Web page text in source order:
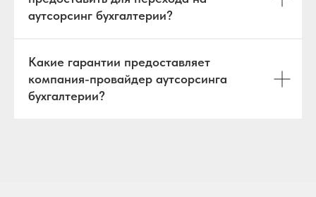
аутсорсинг бухгалтерии?
Какие гарантии предоставляет
компания-провайдер аутсорсинга
бухгалтерии?